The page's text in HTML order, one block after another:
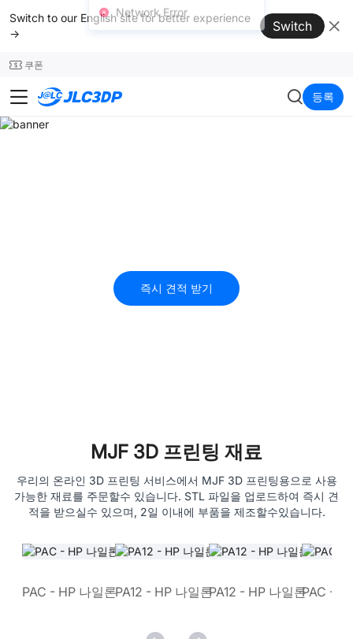
Switch to our English site for better experience
→
Switch
쿠폰
JLC3DP 등록
즉시 견적 받기
MJF 3D 프린팅 재료
우리의 온라인 3D 프린팅 서비스에서 MJF 3D 프린팅용으로 사용
가능한 재료를 주문할수 있습니다. STL 파일을 업로드하여 즉시 견
적을 받으실수 있으며, 2일 이내에 부품을 제조할수있습니다.
PAC - HP 나일론PA12 - HP 나일론PA12 - HP 나일론PAC -